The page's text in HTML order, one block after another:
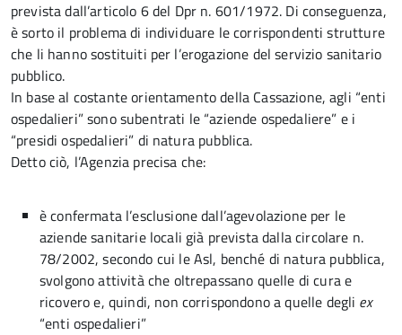
prevista dall’articolo 6 del Dpr n. 601/1972. Di conseguenza,
è sorto il problema di individuare le corrispondenti strutture
che li hanno sostituiti per l’erogazione del servizio sanitario
pubblico.
In base al costante orientamento della Cassazione, agli “enti
ospedalieri” sono subentrati le “aziende ospedaliere” e i
“presidi ospedalieri” di natura pubblica.
Detto ciò, l’Agenzia precisa che:
è confermata l’esclusione dall’agevolazione per le
aziende sanitarie locali già prevista dalla circolare n.
78/2002, secondo cui le Asl, benché di natura pubblica,
svolgono attività che oltrepassano quelle di cura e
ricovero e, quindi, non corrispondono a quelle degli ex
“enti ospedalieri”